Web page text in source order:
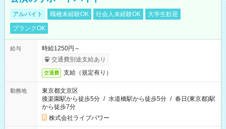
アルバイト 職種未経験OK 社会人未経験OK
大学生歓迎
ブランクOK
給与
時給1250円～
交通費別途支給あり
交通費 支給（規定有り）
勤務地
東京都文京区
後楽園駅から徒歩5分 / 水道橋駅から徒歩5分 / 春日(東京都)駅
から徒歩7分
株式会社ライブパワー